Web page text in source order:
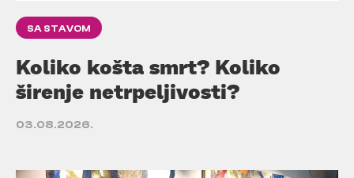
SA STAVOM
Koliko košta smrt? Koliko
širenje netrpeljivosti?
03.08.2026.